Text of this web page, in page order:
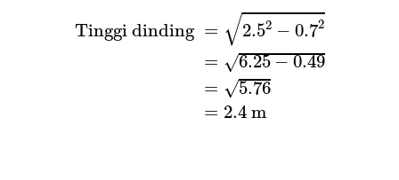
Tinggi dinding = √2.52 − 0.72
= √6.25−0.49
= √5.76
= 2.4 m
2.52−0.72=6.25